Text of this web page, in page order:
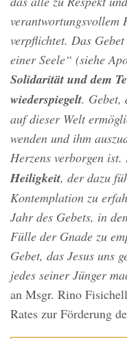
verantwortungsvollem
verpflichtet. Das
einer Seele“ (siehe
Solidarität und dem
wiederspiegelt. Gebet,
auf dieser Welt
wenden und ihm
Herzens verborgen
Heiligkeit, der dazu
Kontemplation zu
Jahr des Gebets, in
Fülle der Gnade zu
Gebet, das Jesus uns
jedes seiner Jünger
an Msgr. Rino
Rates zur Förderung